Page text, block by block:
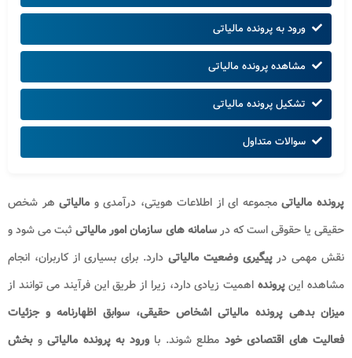
ورود به پرونده مالیاتی
مشاهده پرونده مالیاتی
تشکیل پرونده مالیاتی
سوالات متداول
پرونده مالیاتیمجموعه ای از اطلاعات هویتی، درآمدی و مالیاتی هر شخص
حقیقی یا حقوقی است که درسامانه های سازمان امور مالیاتی ثبت می شود و
نقش مهمی درپیگیری وضعیت مالیاتی دارد. برای بسیاری از کاربران، انجام
مشاهده اینپروندهاهمیت زیادی دارد، زیرا از طریق این فرآیند می توانند از
میزان بدهی پرونده مالیاتی اشخاص حقیقی، سوابق اظهارنامه و جزئیات
فعالیت های اقتصادی خود مطلع شوند. با ورود به پرونده مالیاتی وبخش